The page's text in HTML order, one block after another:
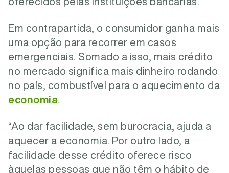
Em contrapartida, o consumidor ganha mais
uma opção para recorrer em casos
emergenciais. Somado a isso, mais crédito
no mercado significa mais dinheiro rodando
no país, combustível para o aquecimento da
economia
“Ao dar facilidade, sem burocracia, ajuda a
aquecer a economia. Por outro lado, a
facilidade desse crédito oferece risco
àquelas pessoas que não têm o hábito de